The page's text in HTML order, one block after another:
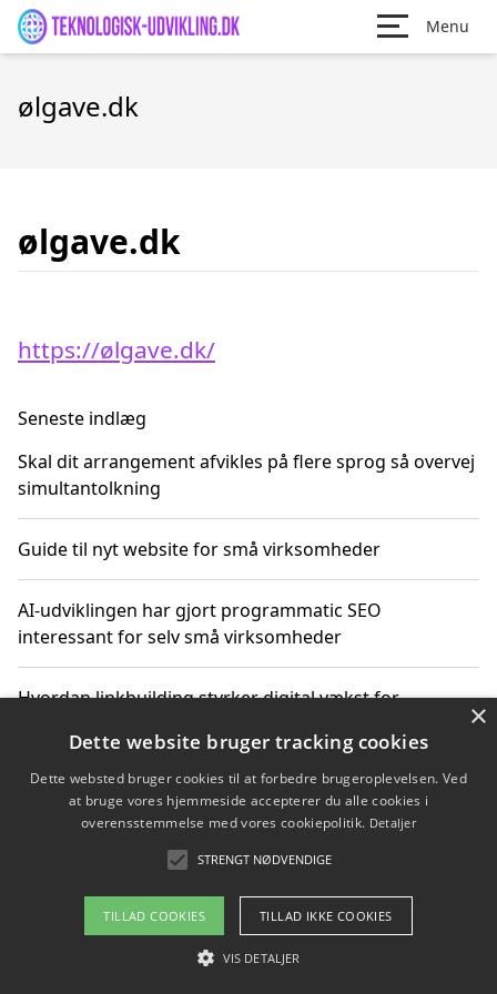
Menu
ølgave.dk
ølgave.dk
https://ølgave.dk/
Seneste indlæg
Skal dit arrangement afvikles på flere sprog så overvej
simultantolkning
Guide til nyt website for små virksomheder
AI-udviklingen har gjort programmatic SEO
interessant for selv små virksomheder
Hvordan linkbuilding styrker digital vækst for
Sådan har udviklingen inden for genbrug af elektronik
ændret sig
Copyright 2026 - Pilanto Aps
Om / kontakt
×
Dette website bruger tracking cookies
Dette websted bruger cookies til at forbedre brugeroplevelsen. Ved
at bruge vores hjemmeside accepterer du alle cookies i
overensstemmelse med vores cookiepolitik. Detaljer
STRENGT NØDVENDIGE
TILLAD COOKIES TILLAD IKKE COOKIES
VIS DETALJER